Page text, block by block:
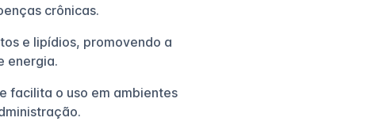
crônicas.
e lipídios, promovendo a
energia.
facilita o uso em ambientes